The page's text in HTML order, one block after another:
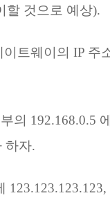
할 것으로 예상).
트웨이의 IP 주
의 192.168.0.5
하자.